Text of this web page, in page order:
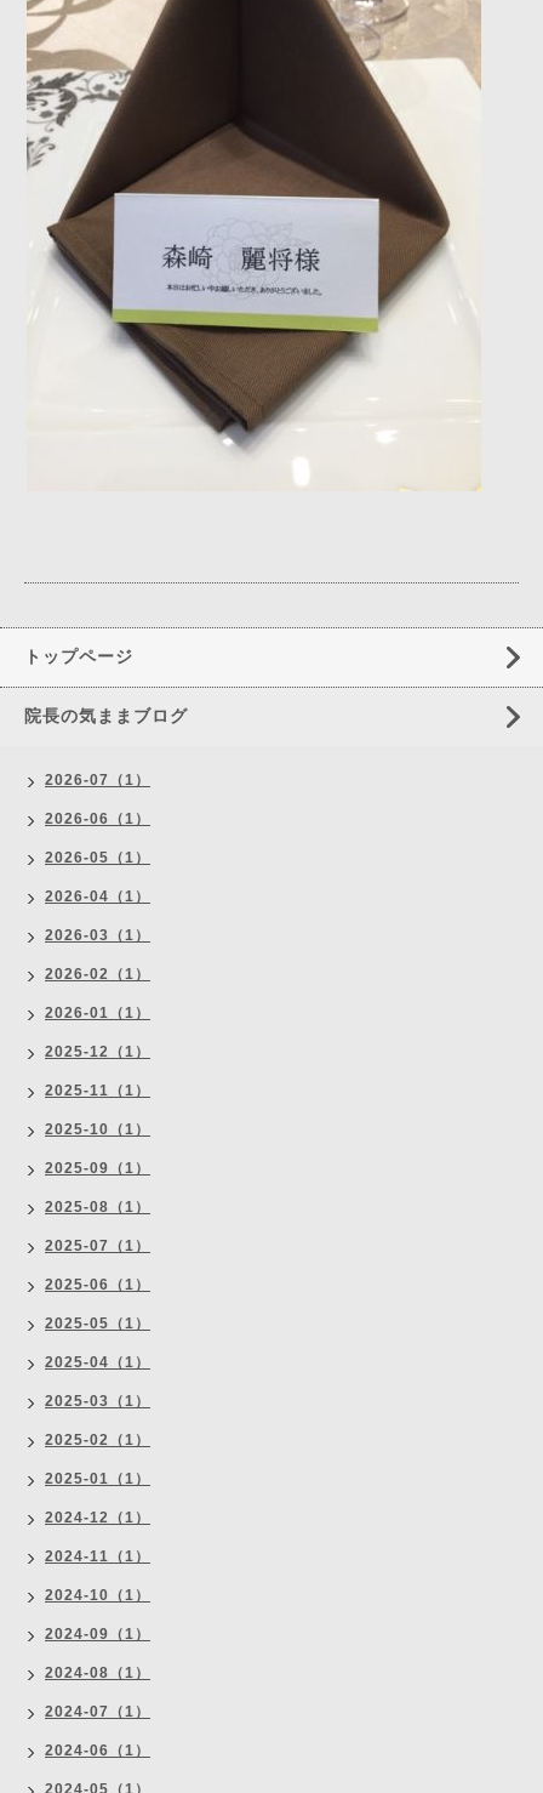
トップページ
院長の気ままブログ
2026-07（1）
2026-06（1）
2026-05（1）
2026-04（1）
2026-03（1）
2026-02（1）
2026-01（1）
2025-12（1）
2025-11（1）
2025-10（1）
2025-09（1）
2025-08（1）
2025-07（1）
2025-06（1）
2025-05（1）
2025-04（1）
2025-03（1）
2025-02（1）
2025-01（1）
2024-12（1）
2024-11（1）
2024-10（1）
2024-09（1）
2024-08（1）
2024-07（1）
2024-06（1）
2024-05（1）